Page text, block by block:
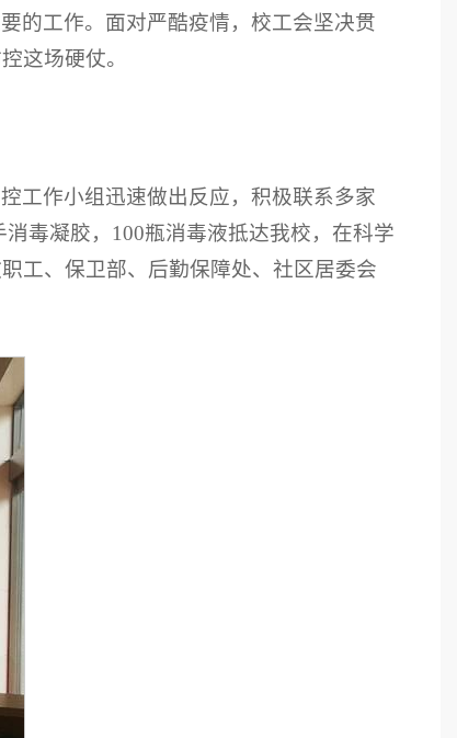
的工作。面对严酷疫情，校工会坚决贯
这场硬仗。
工作小组迅速做出反应，积极联系多家
毒凝胶，100瓶消毒液抵达我校，在科学
工、保卫部、后勤保障处、社区居委会